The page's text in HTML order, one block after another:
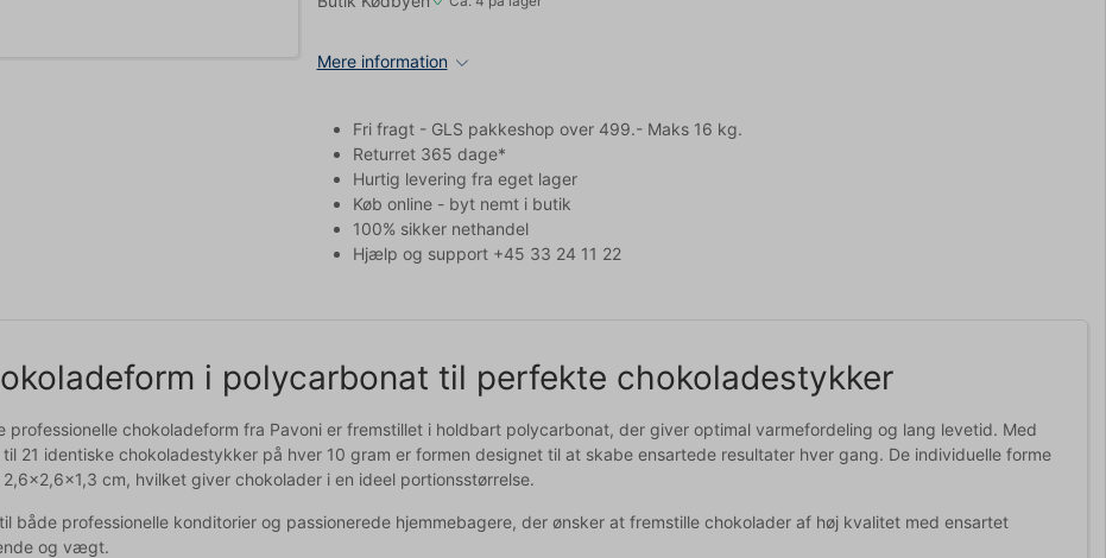
Mere information
Fri fragt - GLS pakkeshop over 499.- Maks 16 kg.
Returret 365 dage*
Hurtig levering fra eget lager
Køb online - byt nemt i butik
100% sikker nethandel
Hjælp og support +45 33 24 11 22
i polycarbonat til perfekte chokoladestykker
professionelle chokoladeform fra Pavoni er fremstillet i holdbart polycarbonat, der giver optimal varmefordeling og lang levetid. Med
til 21 identiske chokoladestykker på hver 10 gram er formen designet til at skabe ensartede resultater hver gang. De individuelle forme
2,6x2,6x1,3 cm, hvilket giver chokolader i en ideel portionsstørrelse.
både professionelle konditorier og passionerede hjemmebagere, der ønsker at fremstille chokolader af høj kvalitet med ensartet
og vægt.